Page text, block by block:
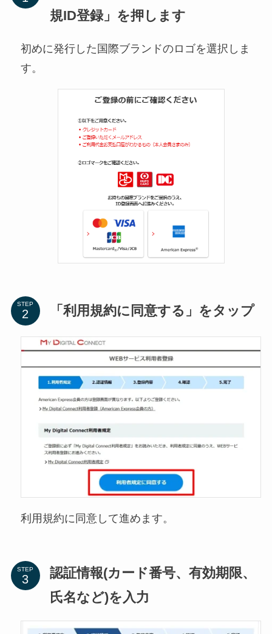
規ID登録」を押します
初めに発行した国際ブランドのロゴを選択しま
す。
STEP 「利用規約に同意する」をタップ
利用規約に同意して進めます。
STEP
認証情報(カード番号、有効期限、
氏名など)を入力